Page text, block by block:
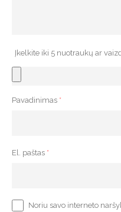
Įkelkite iki 5 nuotraukų ar
Pavadinimas *
El. paštas *
Noriu savo interneto